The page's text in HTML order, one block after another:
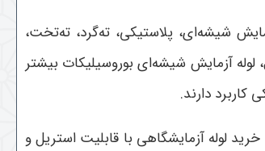
شیشه‌ای، پلاستیکی، ته‌گرد، ته‌تخت،
آزمایش شیشه‌ای بوروسیلیکات بیشتر
دارند.
لوله آزمایشگاهی با قابلیت استریل و